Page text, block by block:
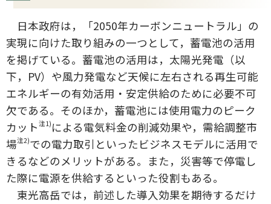
日本政府は，「2050年カーボンニュートラル」の
実現に向けた取り組みの一つとして，蓄電池の活用
を掲げている。蓄電池の活用は，太陽光発電（以
下，PV）や風力発電など天候に左右される再生可能
エネルギーの有効活用・安定供給のために必要不可
欠である。そのほか，蓄電池には使用電力のピーク
カット 注1) による電気料金の削減効果や，需給調整市
場注2)での電力取引といったビジネスモデルに活用で
きるなどのメリットがある。また，災害等で停電し
た際に電源を供給するといった役割もある。
東光高岳では，前述した導入効果を期待するだけ